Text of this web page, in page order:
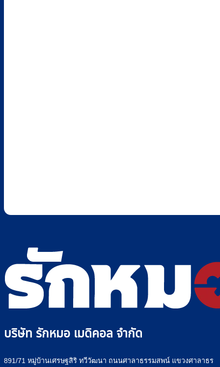
บริษัท รักหมอ เมดิคอล จำกัด
891/71 หมู่บ้านเศรษฐสิริ ทวีวัฒนา ถนนศาลาธรรมสพน์ แขวงศาลาธร